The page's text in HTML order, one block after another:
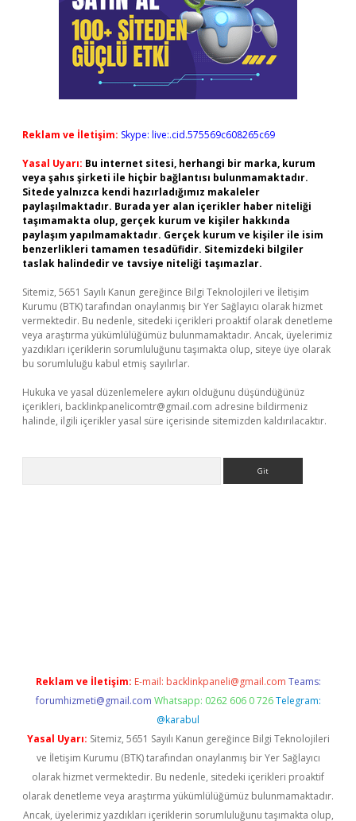
Reklam ve İletişim: Skype: live:.cid.575569c608265c69
Yasal Uyarı: Bu internet sitesi, herhangi bir marka, kurum
veya şahıs şirketi ile hiçbir bağlantısı bulunmamaktadır.
Sitede yalnızca kendi hazırladığımız makaleler
paylaşılmaktadır. Burada yer alan içerikler haber niteliği
taşımamakta olup, gerçek kurum ve kişiler hakkında
paylaşım yapılmamaktadır. Gerçek kurum ve kişiler ile isim
benzerlikleri tamamen tesadüfidir. Sitemizdeki bilgiler
taslak halindedir ve tavsiye niteliği taşımazlar.
Sitemiz, 5651 Sayılı Kanun gereğince Bilgi Teknolojileri ve İletişim
Kurumu (BTK) tarafından onaylanmış bir Yer Sağlayıcı olarak hizmet
vermektedir. Bu nedenle, sitedeki içerikleri proaktif olarak denetleme
veya araştırma yükümlülüğümüz bulunmamaktadır. Ancak, üyelerimiz
yazdıkları içeriklerin sorumluluğunu taşımakta olup, siteye üye olarak
bu sorumluluğu kabul etmiş sayılırlar.
Hukuka ve yasal düzenlemelere aykırı olduğunu düşündüğünüz
içerikleri, backlinkpanelicomtr@gmail.com adresine bildirmeniz
halinde, ilgili içerikler yasal süre içerisinde sitemizden kaldırılacaktır.
Reklam ve İletişim: E-mail: backlinkpaneli@gmail.com Teams:
forumhizmeti@gmail.com Whatsapp: 0262 606 0 726 Telegram:
@karabul
Yasal Uyarı: Sitemiz, 5651 Sayılı Kanun gereğince Bilgi Teknolojileri
ve İletişim Kurumu (BTK) tarafından onaylanmış bir Yer Sağlayıcı
olarak hizmet vermektedir. Bu nedenle, sitedeki içerikleri proaktif
olarak denetleme veya araştırma yükümlülüğümüz bulunmamaktadır.
Ancak, üyelerimiz yazdıkları içeriklerin sorumluluğunu taşımakta olup,